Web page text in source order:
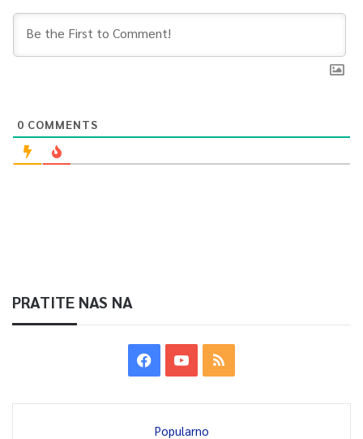
0 COMMENTS
PRATITE NAS NA
Popularno